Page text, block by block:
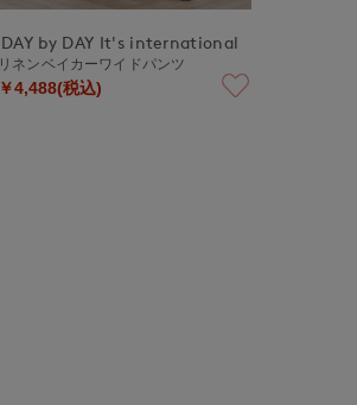
DAY by DAY It's international
リネンベイカーワイドパンツ
￥4,488(税込)